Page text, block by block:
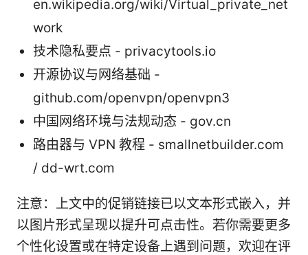
en.wikipedia.org/wiki/Virtual_private_net
work
技术隐私要点 - privacytools.io
开源协议与网络基础 -
github.com/openvpn/openvpn3
中国网络环境与法规动态 - gov.cn
路由器与 VPN 教程 - smallnetbuilder.com
/ dd-wrt.com
注意：上文中的促销链接已以文本形式嵌入，并
以图片形式呈现以提升可点击性。若你需要更多
个性化设置或在特定设备上遇到问题，欢迎在评